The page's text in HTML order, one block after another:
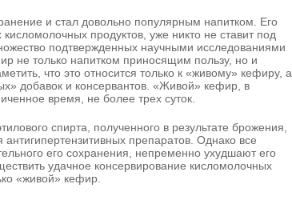
и стал довольно популярным напитком. Его
продуктов, уже никто не ставит под
подтвержденных научными исследованиями
не только напитком приносящим пользу, но и
что это относится только к «живому» кефиру, а
добавок и консервантов. «Живой» кефир, в
время, не более трех суток.
спирта, полученного в результате брожения,
препаратов. Однако все
его сохранения, непременно ухудшают его
удачное консервирование кисломолочных
«живой» кефир.